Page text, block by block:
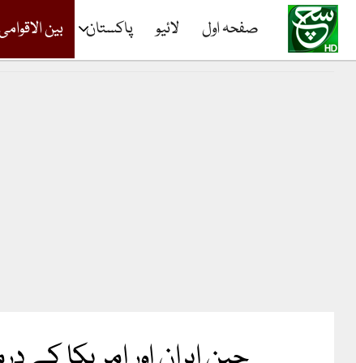
صفحہ اول لائیو پاکستان بین